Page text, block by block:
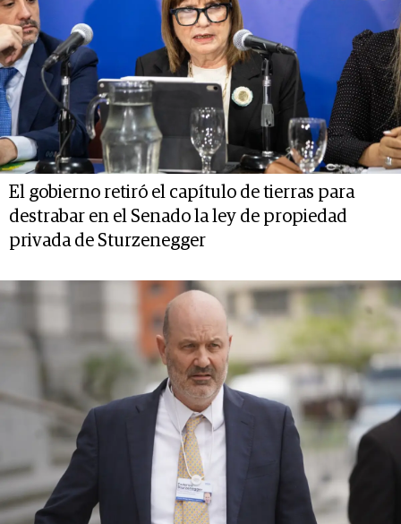
El gobierno retiró el capítulo de tierras para
destrabar en el Senado la ley de propiedad
privada de Sturzenegger